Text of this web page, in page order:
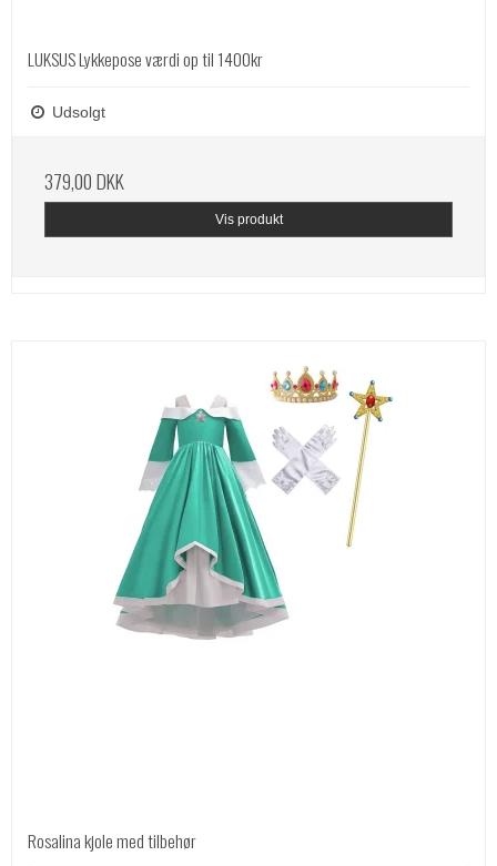
LUKSUS Lykkepose værdi op til 1400kr
Udsolgt
379,00 DKK
Vis produkt
Rosalina kjole med tilbehør